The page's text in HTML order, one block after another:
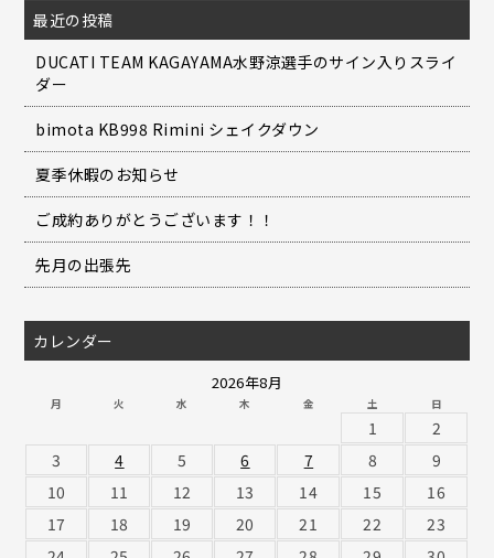
最近の投稿
DUCATI TEAM KAGAYAMA水野涼選手のサイン入りスライ
ダー
bimota KB998 Rimini シェイクダウン
夏季休暇のお知らせ
ご成約ありがとうございます！！
先月の出張先
カレンダー
2026年8月
月 火 水 木 金 土 日
1
2
3
4 5 6 7 8
9
10
11 12 13 14 15
16
17
18 19 20 21 22
23